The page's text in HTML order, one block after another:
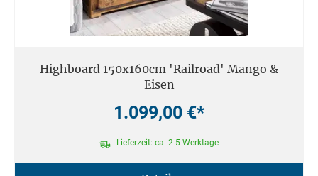
Highboard 150x160cm 'Railroad' Mango &
Eisen
1.099,00 €*
Lieferzeit: ca. 2-5 Werktage